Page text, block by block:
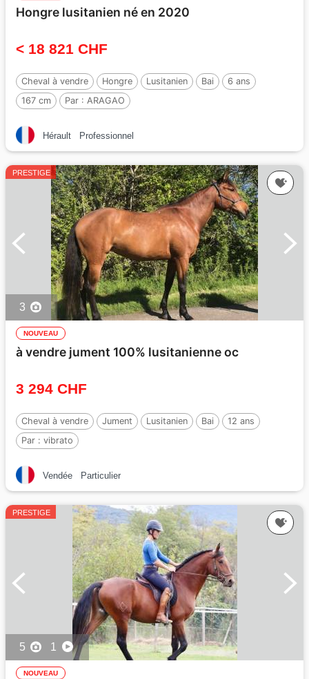
Hongre lusitanien né en 2020
< 18 821 CHF
Cheval à vendre Hongre Lusitanien Bai
6 ans
167 cm
Par : ARAGAO
Hérault Professionnel
PRESTIGE
3
NOUVEAU
à vendre jument 100% lusitanienne oc
3 294 CHF
Cheval à vendre Jument Lusitanien Bai
12 ans
Par : vibrato
Vendée Particulier
PRESTIGE
5 1
NOUVEAU